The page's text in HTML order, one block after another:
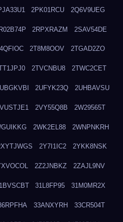
2PK01RCU 2Q6V9UEG
2RPXRAZM 2SAV54DE
2T8M8OOV 2TGAD2ZO
2TVCNBU8 2TWC2CET
2UFYK23Q 2UHBAVSU
2VY55Q8B 2W29565T
2WK2EL88 2WNPNKRH
2Y7I1IC2 2YKK8NSK
2Z2JNBKZ 2ZAJL9NV
31L8FP95 31M0MR2X
33ANXYRH 33CR504T